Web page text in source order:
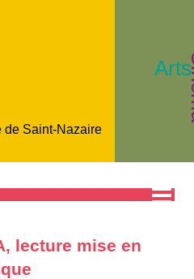
de Saint-Nazaire
lecture mise en